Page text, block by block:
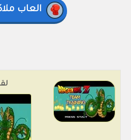
العاب